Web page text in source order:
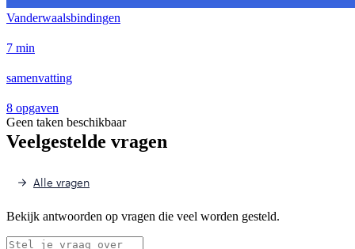
Vanderwaalsbindingen
7 min
samenvatting
8 opgaven
Geen taken beschikbaar
Veelgestelde vragen
Alle vragen
Bekijk antwoorden op vragen die veel worden gesteld.